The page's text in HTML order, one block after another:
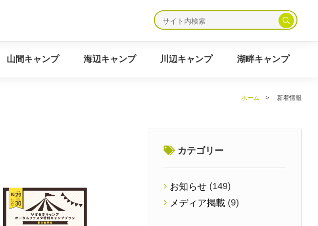
海辺キャンプ 川辺キャンプ 湖畔キャンプ
山間キャンプ 海辺キャンプ 川辺キャンプ 湖畔キャンプ
ホーム > 新着情報
カテゴリー
お知らせ (149)
メディア掲載 (9)